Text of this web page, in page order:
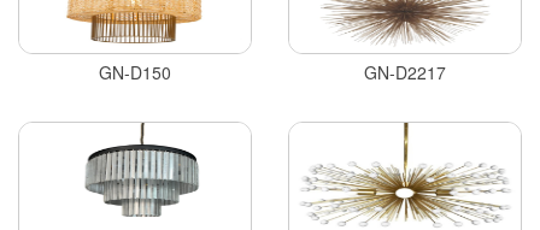
GN-D150 GN-D2217